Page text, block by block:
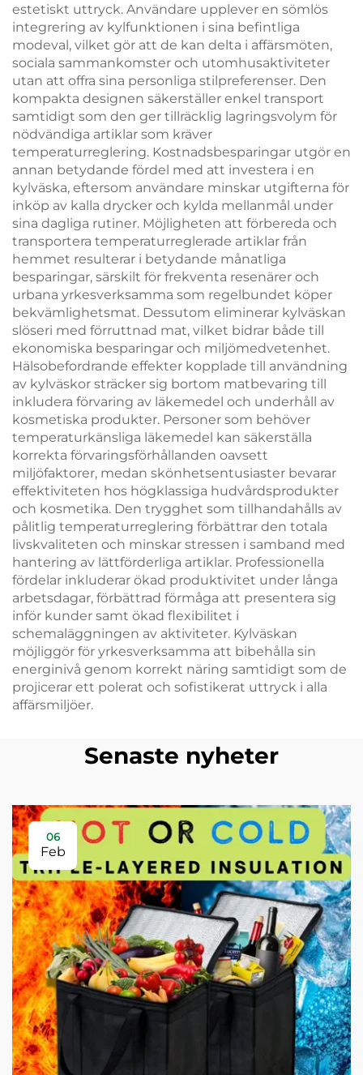
estetiskt uttryck. Användare upplever en sömlös
integrering av kylfunktionen i sina befintliga
modeval, vilket gör att de kan delta i affärsmöten,
sociala sammankomster och utomhusaktiviteter
utan att offra sina personliga stilpreferenser. Den
kompakta designen säkerställer enkel transport
samtidigt som den ger tillräcklig lagringsvolym för
nödvändiga artiklar som kräver
temperaturreglering. Kostnadsbesparingar utgör en
annan betydande fördel med att investera i en
kylväska, eftersom användare minskar utgifterna för
inköp av kalla drycker och kylda mellanmål under
sina dagliga rutiner. Möjligheten att förbereda och
transportera temperaturreglerade artiklar från
hemmet resulterar i betydande månatliga
besparingar, särskilt för frekventa resenärer och
urbana yrkesverksamma som regelbundet köper
bekvämlighetsmat. Dessutom eliminerar kylväskan
slöseri med förruttnad mat, vilket bidrar både till
ekonomiska besparingar och miljömedvetenhet.
Hälsobefordrande effekter kopplade till användning
av kylväskor sträcker sig bortom matbevaring till
inkludera förvaring av läkemedel och underhåll av
kosmetiska produkter. Personer som behöver
temperaturkänsliga läkemedel kan säkerställa
korrekta förvaringsförhållanden oavsett
miljöfaktorer, medan skönhetsentusiaster bevarar
effektiviteten hos högklassiga hudvårdsprodukter
och kosmetika. Den trygghet som tillhandahålls av
pålitlig temperaturreglering förbättrar den totala
livskvaliteten och minskar stressen i samband med
hantering av lättförderliga artiklar. Professionella
fördelar inkluderar ökad produktivitet under långa
arbetsdagar, förbättrad förmåga att presentera sig
inför kunder samt ökad flexibilitet i
schemaläggningen av aktiviteter. Kylväskan
möjliggör för yrkesverksamma att bibehålla sin
energinivå genom korrekt näring samtidigt som de
projicerar ett polerat och sofistikerat uttryck i alla
affärsmiljöer.
Senaste nyheter
06
Feb